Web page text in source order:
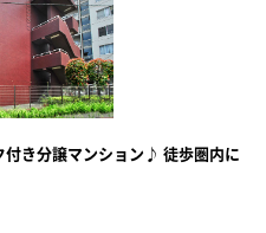
き分譲マンション♪ 徒歩圏内に